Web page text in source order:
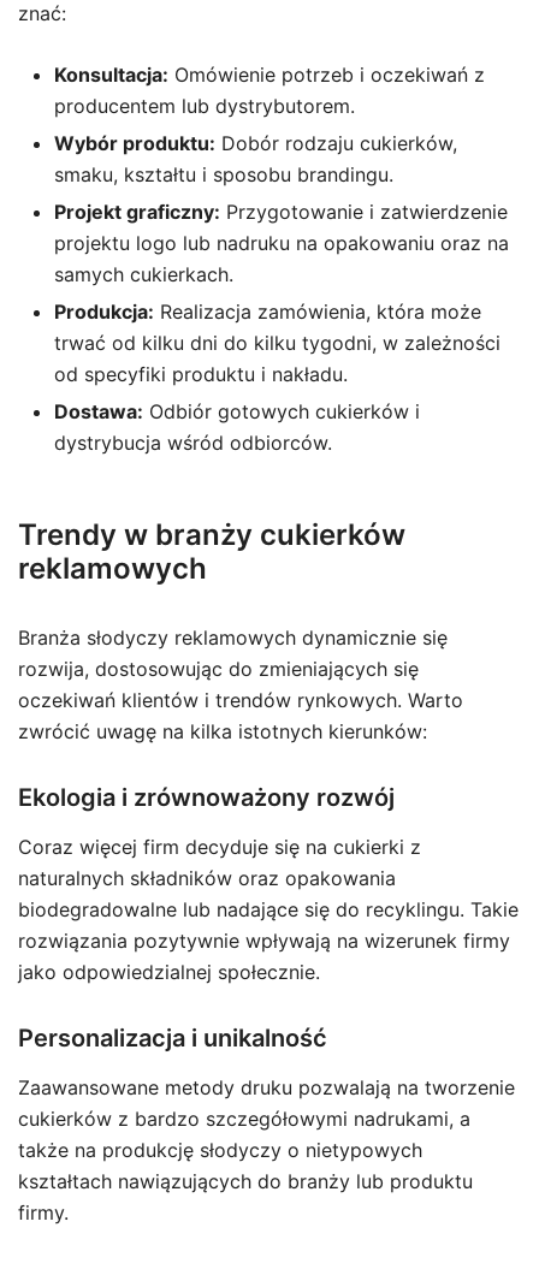
znać:
Konsultacja: Omówienie potrzeb i oczekiwań z
producentem lub dystrybutorem.
Wybór produktu: Dobór rodzaju cukierków,
smaku, kształtu i sposobu brandingu.
Projekt graficzny: Przygotowanie i zatwierdzenie
projektu logo lub nadruku na opakowaniu oraz na
samych cukierkach.
Produkcja: Realizacja zamówienia, która może
trwać od kilku dni do kilku tygodni, w zależności
od specyfiki produktu i nakładu.
Dostawa: Odbiór gotowych cukierków i
dystrybucja wśród odbiorców.
Trendy w branży cukierków
reklamowych
Branża słodyczy reklamowych dynamicznie się
rozwija, dostosowując do zmieniających się
oczekiwań klientów i trendów rynkowych. Warto
zwrócić uwagę na kilka istotnych kierunków:
Ekologia i zrównoważony rozwój
Coraz więcej firm decyduje się na cukierki z
naturalnych składników oraz opakowania
biodegradowalne lub nadające się do recyklingu. Takie
rozwiązania pozytywnie wpływają na wizerunek firmy
jako odpowiedzialnej społecznie.
Personalizacja i unikalność
Zaawansowane metody druku pozwalają na tworzenie
cukierków z bardzo szczegółowymi nadrukami, a
także na produkcję słodyczy o nietypowych
kształtach nawiązujących do branży lub produktu
firmy.